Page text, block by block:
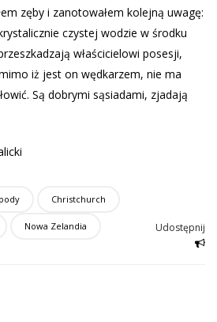
zęby i zanotowałem kolejną uwagę:
czystej wodzie w środku
właścicielowi posesji,
iż jest on wędkarzem, nie ma
Są dobrymi sąsiadami, zjadają
Christchurch
Nowa Zelandia Udostępnij